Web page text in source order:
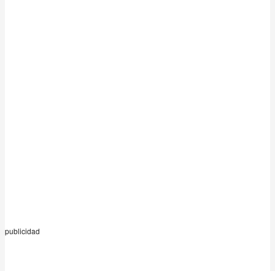
publicidad